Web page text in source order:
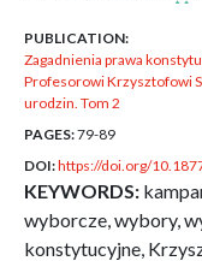
PUBLICATION:
Zagadnienia prawa
Profesorowi Krzysztofowi
urodzin. Tom 2
PAGES:79-89
DOI:https://doi.org/
KEYWORDS:
wyborcze, wybory,
konstytucyjne,